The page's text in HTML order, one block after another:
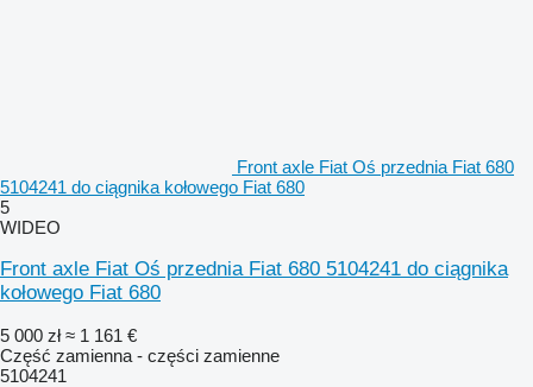
Front axle Fiat Oś przednia Fiat 680
5104241 do ciągnika kołowego Fiat 680
5
WIDEO
Front axle Fiat Oś przednia Fiat 680 5104241 do ciągnika
kołowego Fiat 680
5 000 zł ≈ 1 161 €
Część zamienna - części zamienne
5104241